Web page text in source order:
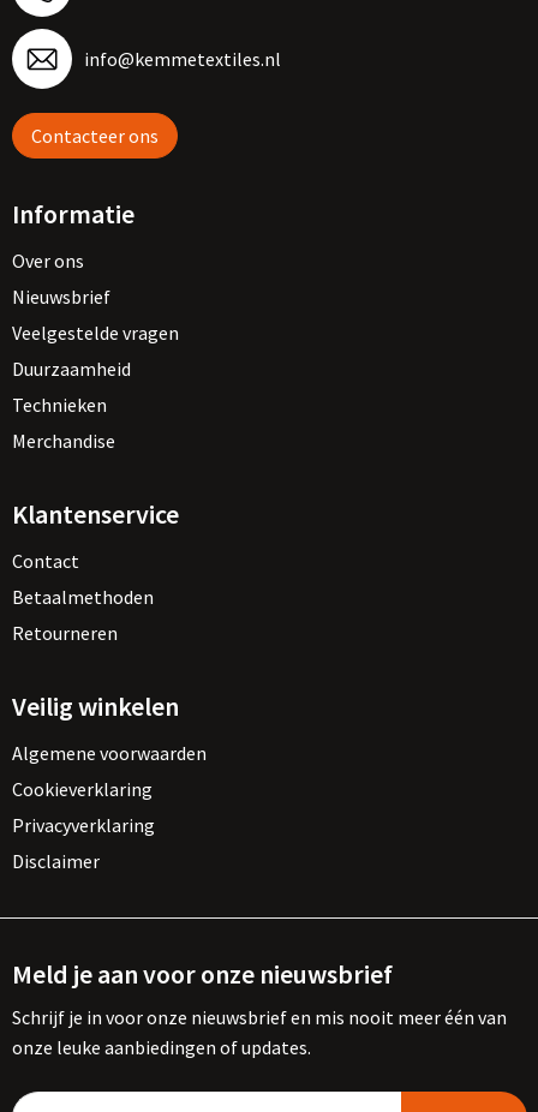
info@kemmetextiles.nl
Contacteer ons
Informatie
Over ons
Nieuwsbrief
Veelgestelde vragen
Duurzaamheid
Technieken
Merchandise
Klantenservice
Contact
Betaalmethoden
Retourneren
Veilig winkelen
Algemene voorwaarden
Cookieverklaring
Privacyverklaring
Disclaimer
Meld je aan voor onze nieuwsbrief
Schrijf je in voor onze nieuwsbrief en mis nooit meer één van
onze leuke aanbiedingen of updates.